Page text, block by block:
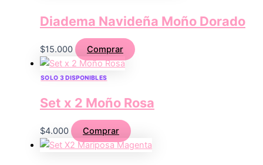
Diadema Navideña Moño Dorado
$15.000 Comprar
SOLO 3 DISPONIBLES
Set x 2 Moño Rosa
$4.000 Comprar